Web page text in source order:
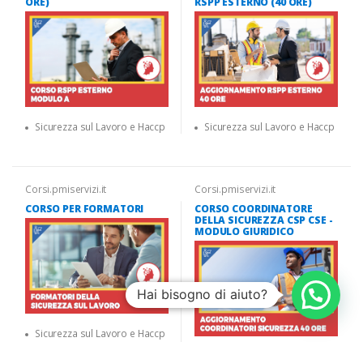
Hai bisogno di aiuto?
Sicurezza sul Lavoro e Haccp Sicurezza sul Lavoro e Haccp
Corsi.pmiservizi.it
CORSO PER FORMATORI
Sicurezza sul Lavoro e Haccp
Corsi.pmiservizi.it
CORSO COORDINATORE
DELLA SICUREZZA CSP CSE -
MODULO GIURIDICO